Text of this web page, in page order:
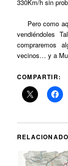
330Km/h sin
Pero como
vendiéndoles
compraremos
vecinos… y a
COMPARTIR:
RELACIONADO